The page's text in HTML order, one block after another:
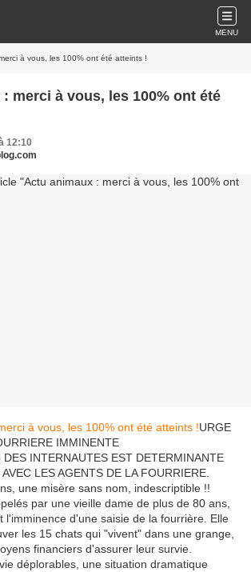
MENU
à vous, les 100% ont été atteints !
merci à vous, les 100% ont été
12:10
URGE
IMMINENTE
DES INTERNAUTES EST DETERMINANTE
LES AGENTS DE LA FOURRIERE.
une misère sans nom, indescriptible !!
par une vieille dame de plus de 80 ans,
l'imminence d'une saisie de la fourrière. Elle
les 15 chats qui "vivent" dans une grange,
financiers d'assurer leur survie.
déplorables, une situation dramatique